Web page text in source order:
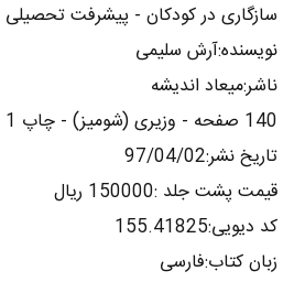
سازگاری در کودکان - پیشرفت تحصیلی
نویسنده:آرش سلیمی
ناشر:میعاد اندیشه
140 صفحه - وزیری (شومیز) - چاپ 1 - 1000 نسخه
تاریخ نشر:97/04/02
قیمت پشت جلد :150000 ریال
کد دیویی:155.41825
زبان کتاب:فارسی